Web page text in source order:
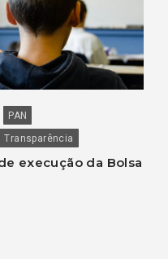
PAN
Transparência
execução da Bolsa